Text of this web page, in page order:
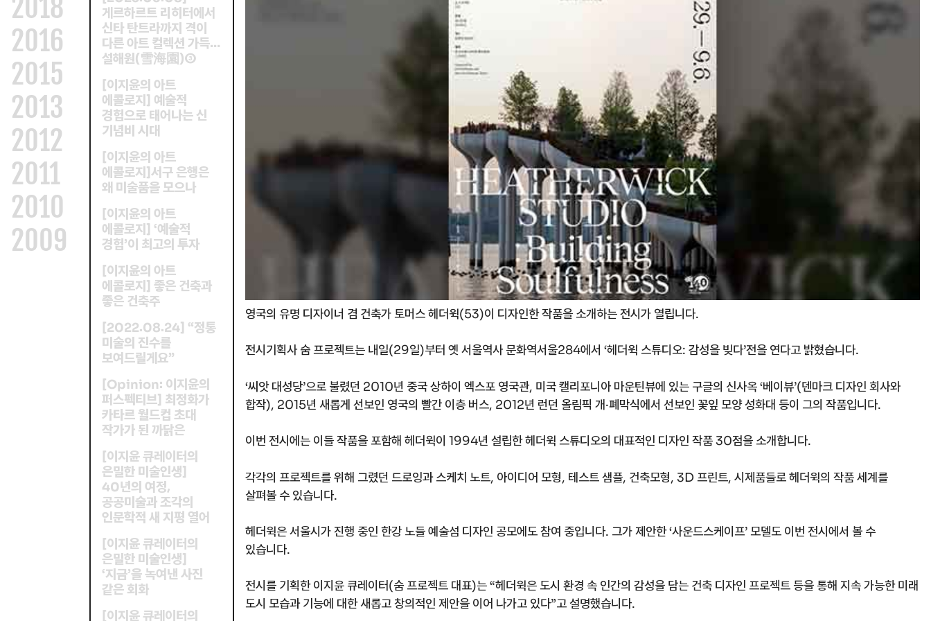
2018
2016
2015
2013
2012
2011
2010
2009
게르하르트 리히터에서
신타 탄트라까지 격이
다른 아트 컬렉션 가득…
설해원(雪海園)③
[이지윤의 아트
에콜로지 ] 예술적
경험으로 태어나는 신
기념비 시대
[이지윤의 아트
에콜로지 ]서구 은행은
왜 미술품을 모으나
[이지윤의 아트
에콜로지 ] ‘예술적
경험’이 최고의 투자
[이지윤의 아트
에콜로지 ] 좋은 건축과
좋은 건축주
[2022.08.24] “정통
미술의 진수를
보여드릴게요”
[Opinion: 이지윤의
퍼스펙티브] 최정화가
카타르 월드컵 초대
작가가 된 까닭은
[이지윤 큐레이터의
은밀한 미술인생]
40년의 여정,
공공미술과 조각의
인문학적 새 지평 열어
[이지윤 큐레이터의
은밀한 미술인생]
‘지금’을 녹여낸 사진
같은 회화
[이지윤 큐레이터의
영국의 유명 디자이너 겸 건축가 토머스 헤더윅(53)이 디자인한 작품을 소개하는 전시가 열립니다.
전시기획사 숨 프로젝트는 내일(29일)부터 옛 서울역사 문화역서울284에서 ‘헤더윅 스튜디오: 감성을 빚다’전을 연다고 밝혔습니다.
‘씨앗 대성당’으로 불렸던 2010년 중국 상하이 엑스포 영국관, 미국 캘리포니아 마운틴뷰에 있는 구글의 신사옥 ‘베이뷰’(덴마크 디자인 회사와
합작), 2015년 새롭게 선보인 영국의 빨간 이층 버스, 2012년 런던 올림픽 개·폐막식에서 선보인 꽃잎 모양 성화대 등이 그의 작품입니다.
이번 전시에는 이들 작품을 포함해 헤더윅이 1994년 설립한 헤더윅 스튜디오의 대표적인 디자인 작품 30점을 소개합니다.
각각의 프로젝트를 위해 그렸던 드로잉과 스케치 노트, 아이디어 모형, 테스트 샘플, 건축모형, 3D 프린트, 시제품들로 헤더윅의 작품 세계를
살펴볼 수 있습니다.
헤더윅은 서울시가 진행 중인 한강 노들 예술섬 디자인 공모에도 참여 중입니다. 그가 제안한 ‘사운드스케이프’ 모델도 이번 전시에서 볼 수
있습니다.
전시를 기획한 이지윤 큐레이터(숨 프로젝트 대표)는 “헤더윅은 도시 환경 속 인간의 감성을 담는 건축 디자인 프로젝트 등을 통해 지속 가능한 미래
도시 모습과 기능에 대한 새롭고 창의적인 제안을 이어 나가고 있다”고 설명했습니다.